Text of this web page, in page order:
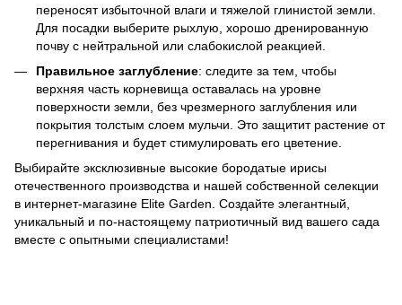
переносят избыточной влаги и тяжелой глинистой земли.
Для посадки выберите рыхлую, хорошо дренированную
почву с нейтральной или слабокислой реакцией.
Правильное заглубление: следите за тем, чтобы
верхняя часть корневища оставалась на уровне
поверхности земли, без чрезмерного заглубления или
покрытия толстым слоем мульчи. Это защитит растение от
перегнивания и будет стимулировать его цветение.
Выбирайте эксклюзивные высокие бородатые ирисы
отечественного производства и нашей собственной селекции
в интернет-магазине Elite Garden. Создайте элегантный,
уникальный и по-настоящему патриотичный вид вашего сада
вместе с опытными специалистами!